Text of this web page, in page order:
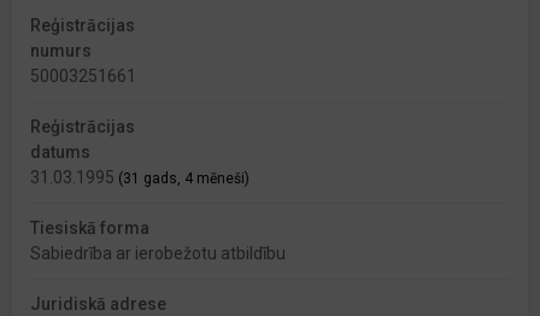
Reģistrācijas
numurs
50003251661
Reģistrācijas
datums
31.03.1995 (31 gads, 4 mēneši)
Tiesiskā forma
Sabiedrība ar ierobežotu atbildību
Juridiskā adrese